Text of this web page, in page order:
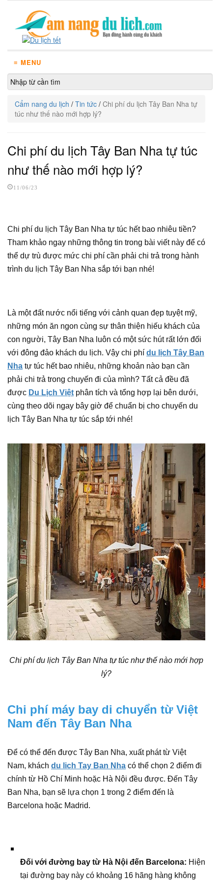
≡ MENU
Cẩm nang du lịch / Tin tức / Chi phí du lịch Tây Ban Nha tự
túc như thế nào mới hợp lý?
Chi phí du lịch Tây Ban Nha tự túc
như thế nào mới hợp lý?
11/06/23
Chi phí du lịch Tây Ban Nha tự túc hết bao nhiêu tiền?
Tham khảo ngay những thông tin trong bài viết này để có
thể dự trù được mức chi phí cần phải chi trả trong hành
trình du lịch Tây Ban Nha sắp tới bạn nhé!
Là một đất nước nổi tiếng với cảnh quan đẹp tuyệt mỹ,
những món ăn ngon cùng sự thân thiện hiếu khách của
con người, Tây Ban Nha luôn có một sức hút rất lớn đối
với đông đảo khách du lịch. Vậy chi phí du lịch Tây Ban
Nha tự túc hết bao nhiêu, những khoản nào bạn cần
phải chi trả trong chuyến đi của mình? Tất cả đều đã
được Du Lịch Việt phân tích và tổng hợp lại bên dưới,
cùng theo dõi ngay bây giờ để chuẩn bị cho chuyến du
lịch Tây Ban Nha tự túc sắp tới nhé!
Chi phí du lịch Tây Ban Nha tự túc như thế nào mới hợp
lý?
Chi phí máy bay di chuyển từ Việt
Nam đến Tây Ban Nha
Để có thể đến được Tây Ban Nha, xuất phát từ Việt
Nam, khách du lich Tay Ban Nha có thể chọn 2 điểm đi
chính từ Hồ Chí Minh hoặc Hà Nội đều được. Đến Tây
Ban Nha, bạn sẽ lựa chọn 1 trong 2 điểm đến là
Barcelona hoặc Madrid.
Đối với đường bay từ Hà Nội đến Barcelona: Hiện
tại đường bay này có khoảng 16 hãng hàng không